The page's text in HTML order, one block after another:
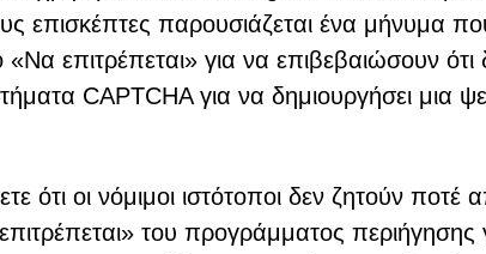
παρουσιάζεται ένα μήνυμα που
«Να επιτρέπεται» για να επιβεβαιώσουν
CAPTCHA για να δημιουργήσει μια
ότι οι νόμιμοι ιστότοποι δεν ζητούν
του προγράμματος περιήγησης